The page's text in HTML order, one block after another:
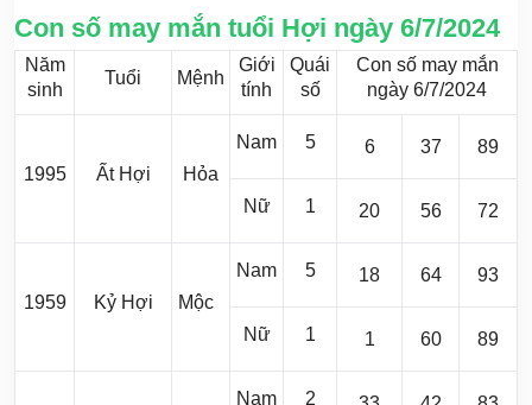
Con số may mắn tuổi Hợi ngày 6/7/2024
Năm
sinh
Tuổi Mệnh
Giới
tính
Quái
số
Con số may mắn
ngày 6/7/2024
1995 Ất Hợi Hỏa
Nam 5 6 37 89
Nữ 1 20 56 72
1959 Kỷ Hợi Mộc
Nam 5 18 64 93
Nữ 1 1 60 89
Nam 2